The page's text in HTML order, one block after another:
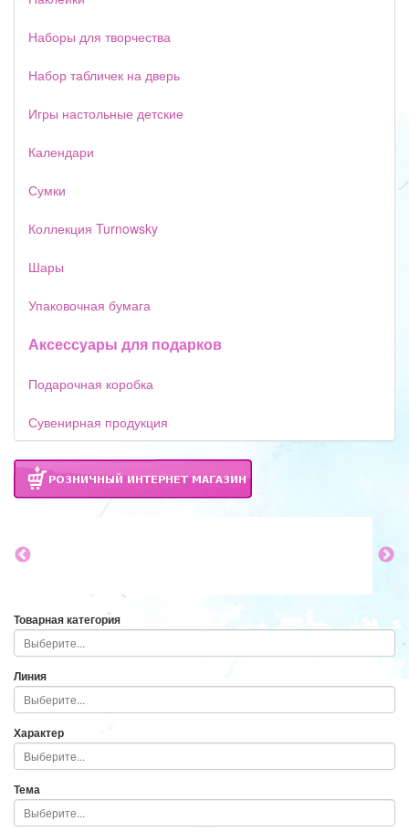
Наборы для творчества
Набор табличек на дверь
Игры настольные детские
Календари
Сумки
Коллекция Turnowsky
Шары
Упаковочная бумага
Аксессуары для подарков
Подарочная коробка
Сувенирная продукция
Товарная категория
Линия
Характер
Тема